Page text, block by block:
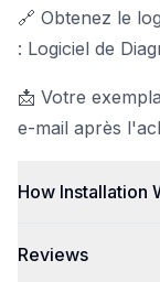
🔗 Obtenez le
: Logiciel de
📩 Votre
e-mail après
How Installation
Reviews